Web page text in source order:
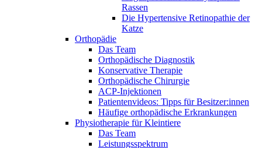
Rassen
Die Hypertensive Retinopathie der
Katze
Orthopädie
Das Team
Orthopädische Diagnostik
Konservative Therapie
Orthopädische Chirurgie
ACP-Injektionen
Patientenvideos: Tipps für Besitzer:innen
Häufige orthopädische Erkrankungen
Physiotherapie für Kleintiere
Das Team
Leistungsspektrum